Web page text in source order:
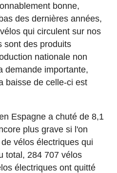
bonne,
des dernières années,
qui circulent sur nos
sont des produits
nationale non
demande importante,
baisse de celle-ci est
Espagne a chuté de 8,1
plus grave si l'on
vélos électriques qui
total, 284 707 vélos
électriques ont quitté